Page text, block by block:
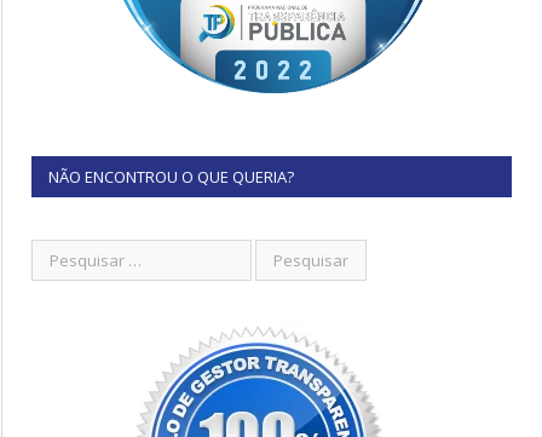
NÃO ENCONTROU O QUE QUERIA?